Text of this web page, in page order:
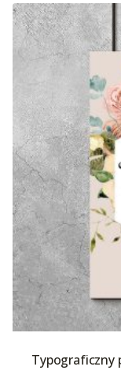
Typograficzny